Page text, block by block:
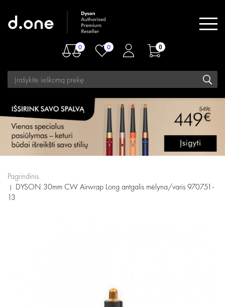
0 0 0
Pagrindinis
DYSON 30mm CW Airwrap Long antgalis mėlyna/varis 970751-
13